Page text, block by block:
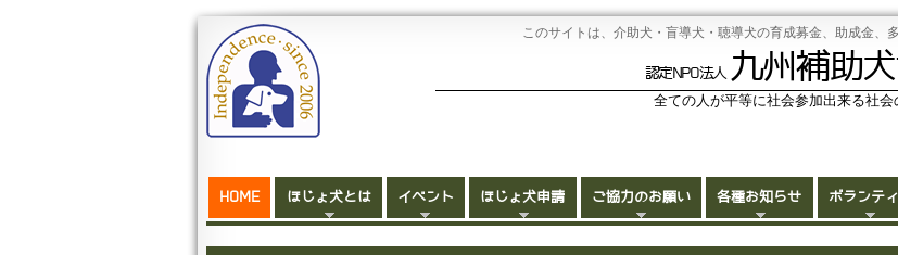
このサイトは、介助犬・盲導犬・聴導犬の育成募金、助成金、
認定NPO法人 九州補助
全ての人が平等に社会参加出来る社会
HOME ほじょ犬とは イベント ほじょ犬申請 ご協力のお願い 各種お知らせ ボランテ